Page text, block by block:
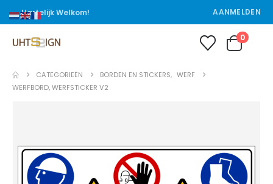
Hartelijk Welkom! AANMELDEN
0
CATEGORIEËN BORDEN EN STICKERS, WERF
WERFBORD, WERFSTICKER V2